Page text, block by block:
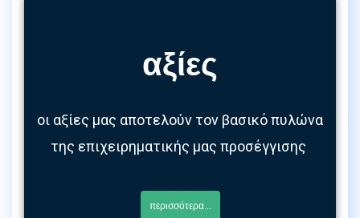
αξίες
οι αξίες μας αποτελούν τον βασικό πυλώνα
της επιχειρηματικής μας προσέγγισης
περισσότερα...